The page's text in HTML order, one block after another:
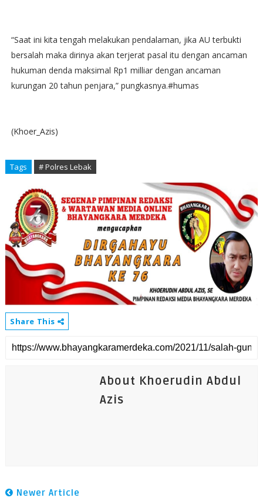
“Saat ini kita tengah melakukan pendalaman, jika AU terbukti
bersalah maka dirinya akan terjerat pasal itu dengan ancaman
hukuman denda maksimal Rp1 milliar dengan ancaman
kurungan 20 tahun penjara,” pungkasnya.#humas
(Khoer_Azis)
Tags # Polres Lebak
Share This
About Khoerudin Abdul
Azis
Newer Article